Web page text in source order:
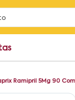
Ramipril 5Mg 90